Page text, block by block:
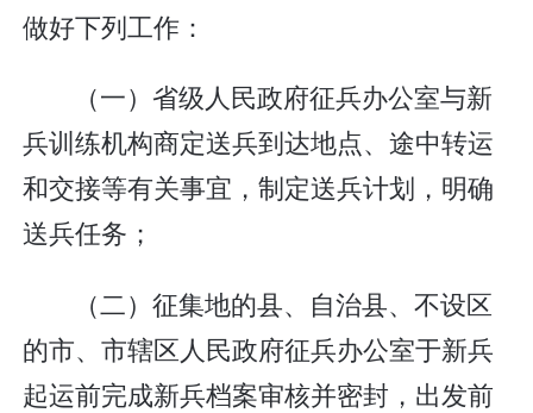
做好下列工作：
（一）省级人民政府征兵办公室与新
兵训练机构商定送兵到达地点、途中转运
和交接等有关事宜，制定送兵计划，明确
送兵任务；
（二）征集地的县、自治县、不设区
的市、市辖区人民政府征兵办公室于新兵
起运前完成新兵档案审核并密封，出发前